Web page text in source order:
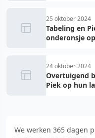
25 oktober 2024
Tabeling en
onderonsje
24 oktober 2024
Overtuigend
Piek op hun
We werken 365 dagen